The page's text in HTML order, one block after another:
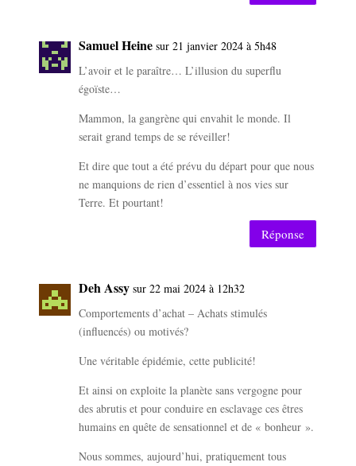
Samuel Heine sur 21 janvier 2024 à 5h48
L’avoir et le paraître… L’illusion du superflu
égoïste…
Mammon, la gangrène qui envahit le monde. Il
serait grand temps de se réveiller!
Et dire que tout a été prévu du départ pour que nous
ne manquions de rien d’essentiel à nos vies sur
Terre. Et pourtant!
Réponse
Deh Assy sur 22 mai 2024 à 12h32
Comportements d’achat – Achats stimulés
(influencés) ou motivés?
Une véritable épidémie, cette publicité!
Et ainsi on exploite la planète sans vergogne pour
des abrutis et pour conduire en esclavage ces êtres
humains en quête de sensationnel et de « bonheur ».
Nous sommes, aujourd’hui, pratiquement tous